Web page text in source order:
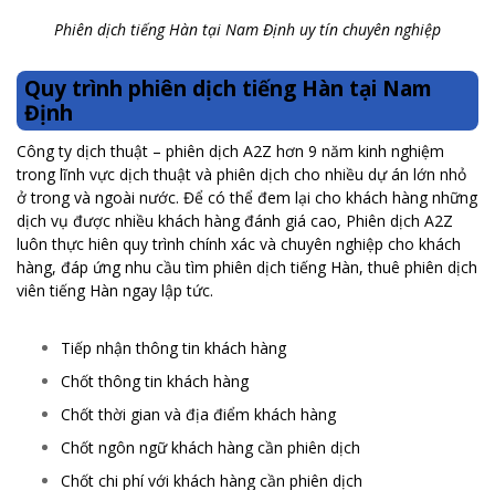
Phiên dịch tiếng Hàn tại Nam Định uy tín chuyên nghiệp
Quy trình phiên dịch tiếng Hàn tại Nam
Định
Công ty dịch thuật – phiên dịch A2Z hơn 9 năm kinh nghiệm
trong lĩnh vực dịch thuật và phiên dịch cho nhiều dự án lớn nhỏ
ở trong và ngoài nước. Để có thể đem lại cho khách hàng những
dịch vụ được nhiều khách hàng đánh giá cao, Phiên dịch A2Z
luôn thực hiên quy trình chính xác và chuyên nghiệp cho khách
hàng, đáp ứng nhu cầu tìm phiên dịch tiếng Hàn, thuê phiên dịch
viên tiếng Hàn ngay lập tức.
Tiếp nhận thông tin khách hàng
Chốt thông tin khách hàng
Chốt thời gian và địa điểm khách hàng
Chốt ngôn ngữ khách hàng cần phiên dịch
Chốt chi phí với khách hàng cần phiên dịch